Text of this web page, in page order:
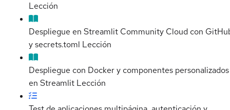
Lección
Despliegue en Streamlit Community Cloud con
y secrets.toml Lección
Despliegue con Docker y componentes personalizados
en Streamlit Lección